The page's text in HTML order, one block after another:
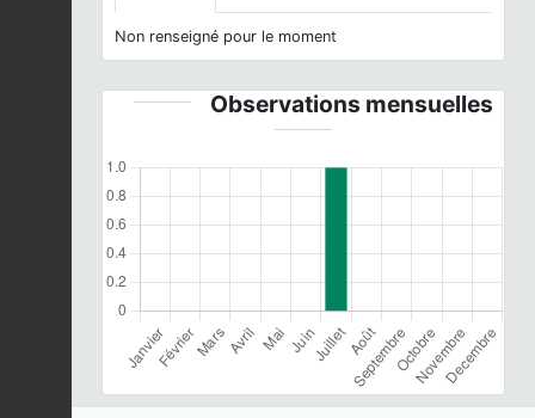
Non renseigné pour le moment
Observations mensuelles